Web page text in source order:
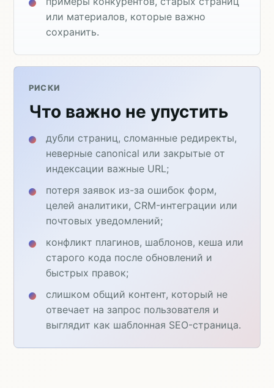
или материалов, которые важно
сохранить.
РИСКИ
Что важно не упустить
дубли страниц, сломанные редиректы,
неверные canonical или закрытые от
индексации важные URL;
потеря заявок из-за ошибок форм,
целей аналитики, CRM-интеграции или
почтовых уведомлений;
конфликт плагинов, шаблонов, кеша или
старого кода после обновлений и
быстрых правок;
слишком общий контент, который не
отвечает на запрос пользователя и
выглядит как шаблонная SEO-страница.